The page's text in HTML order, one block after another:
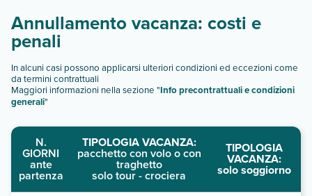
Annullamento vacanza: costi e
penali
In alcuni casi possono applicarsi ulteriori condizioni ed eccezioni come
da termini contrattuali
Maggiori informazioni nella sezione "Info precontrattuali e condizioni
generali"
N.
GIORNI
ante
partenza
TIPOLOGIA VACANZA:
pacchetto con volo o con
traghetto
solo tour - crociera
TIPOLOGIA
VACANZA:
solo soggiorno